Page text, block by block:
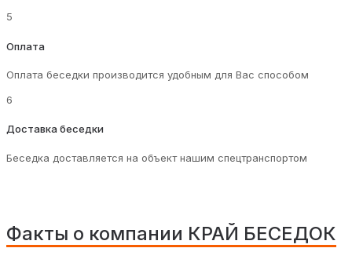
5
Оплата
Оплата беседки производится удобным для Вас способом
6
Доставка беседки
Беседка доставляется на объект нашим спецтранспортом
Факты о компании КРАЙ БЕСЕДОК